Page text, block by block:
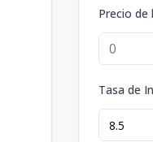
Precio de
Tasa de